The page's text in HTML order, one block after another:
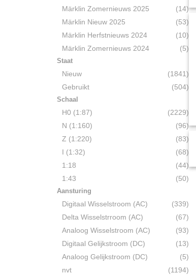
Märklin Zomernieuws 2025
(14)
Märklin Nieuw 2025
(53)
Märklin Herfstnieuws 2024
(10)
Märklin Zomernieuws 2024
(5)
Staat
Nieuw
(1841)
Gebruikt
(504)
Schaal
H0 (1:87)
(2229)
N (1:160)
(96)
Z (1:220)
(83)
I (1:32)
(68)
1:18
(44)
1:43
(50)
Aansturing
Digitaal Wisselstroom (AC)
(339)
Delta Wisselstrroom (AC)
(67)
Analoog Wisselstroom (AC)
(93)
Digitaal Gelijkstroom (DC)
(13)
Analoog Gelijkstroom (DC)
(5)
nvt
(1194)